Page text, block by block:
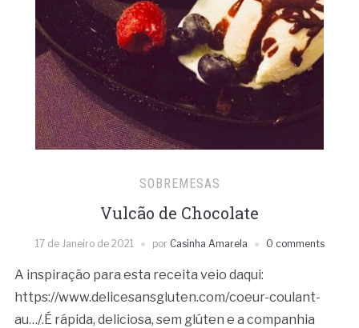
SOBREMESAS
Vulcão de Chocolate
17 de Janeiro de 2021 por Casinha Amarela 0 comments
A inspiração para esta receita veio daqui:
https://www.delicesansgluten.com/coeur-coulant-
au…/.É rápida, deliciosa, sem glúten e a companhia